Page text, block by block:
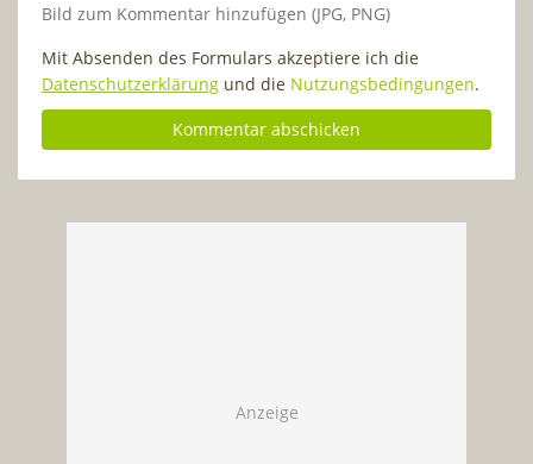
Bild zum Kommentar hinzufügen (JPG, PNG)
Mit Absenden des Formulars akzeptiere ich die
Datenschutzerklärung und die Nutzungsbedingungen.